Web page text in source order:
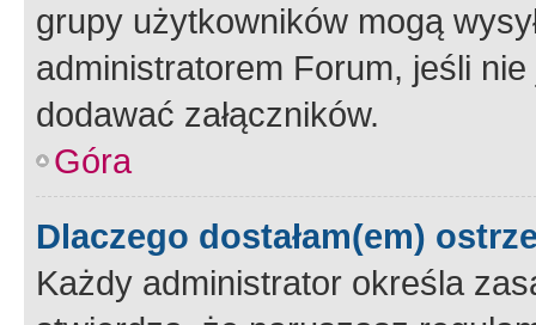
grupy użytkowników mogą
administratorem Forum, jeśli
dodawać załączników.
Góra
Dlaczego dostałam(em)
Każdy administrator określa